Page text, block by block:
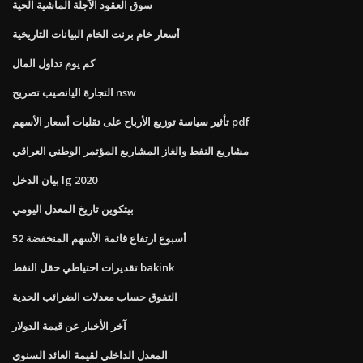
سوق العقود الآجلة الماشية الحية
أسعار خام برنت الخام البيانات التاريخية
كم يوم تداول المال
التجارة اليانصيب تصريح nsw
تأثير سياسة توزيع الأرباح على تقلبات أسعار الأسهم pdf
مشاريع النفط والغاز المشاريع المؤتمر الوطني العراقي
بيان الدخل lg 2020
بيتكوين تاريخ المعدل اليومي
52 أسبوع ارتفاع قائمة الأسهم المنخفضة
تقديرات احتياطي حقل النفط bakink
التفوق حساب معدلات الضرائب الحدية
آخر الأخبار عن قيمة الدولار
المعدل الداخلي لقيمة العائد السنوي